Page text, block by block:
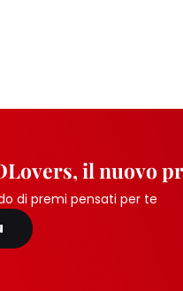
il nuovo
di premi pensati per te